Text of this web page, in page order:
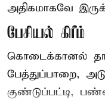
அதிகமாகவே
பேசியல் கிரீம்
கொடைக்கானல்
பேத்துப்பாறை,
குண்டுப்பட்டி,